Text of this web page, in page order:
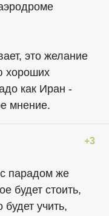
это желание
хороших
как Иран -
мнение.
+3
парадом же
будет стоить,
учить,